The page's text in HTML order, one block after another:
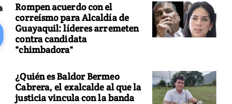
Rompen acuerdo con el
correísmo para Alcaldía de
Guayaquil: líderes arremeten
contra candidata
"chimbadora"
¿Quién es Baldor Bermeo
Cabrera, el exalcalde al que la
justicia vincula con la banda